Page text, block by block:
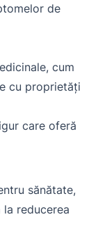
de
cum
cu proprietăți
care oferă
sănătate,
reducerea